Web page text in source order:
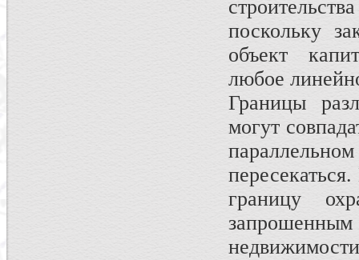
поскольку
объект
любое
Границы
могут
границу
запрошенным